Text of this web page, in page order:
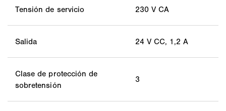
Tensión de servicio 230 V CA
Salida 24 V CC, 1,2 A
Clase de protección de
sobretensión
3